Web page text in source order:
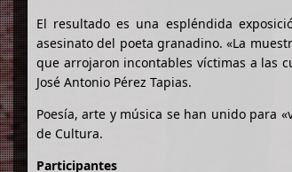
El resultado es una espléndida
asesinato del poeta granadino. «La
que arrojaron incontables víctimas a las
José Antonio Pérez Tapias.
Poesía, arte y música se han unido para
de Cultura.
Participantes